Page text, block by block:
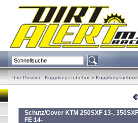
Ihre Position: Kupplungszubehör»
Schutz/Cover KTM 250SXF 13-,
FE 14-